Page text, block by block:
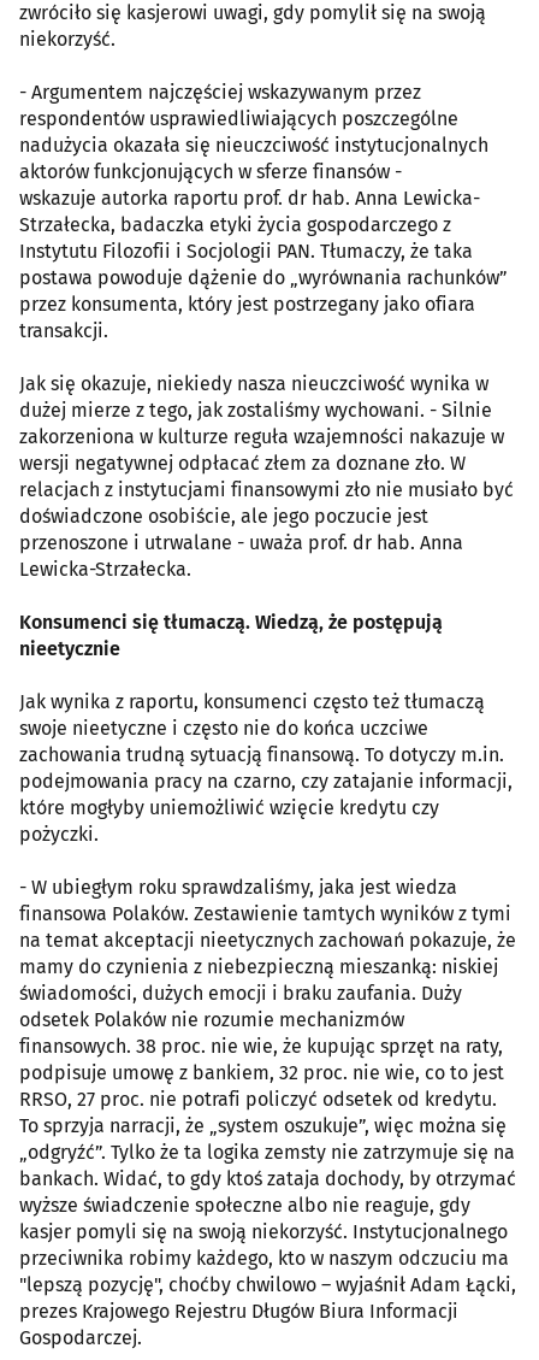
zwróciło się kasjerowi uwagi, gdy pomylił się na swoją
niekorzyść.
- Argumentem najczęściej wskazywanym przez
respondentów usprawiedliwiających poszczególne
nadużycia okazała się nieuczciwość instytucjonalnych
aktorów funkcjonujących w sferze finansów -
wskazuje autorka raportu prof. dr hab. Anna Lewicka-
Strzałecka, badaczka etyki życia gospodarczego z
Instytutu Filozofii i Socjologii PAN. Tłumaczy, że taka
postawa powoduje dążenie do „wyrównania rachunków”
przez konsumenta, który jest postrzegany jako ofiara
transakcji.
Jak się okazuje, niekiedy nasza nieuczciwość wynika w
dużej mierze z tego, jak zostaliśmy wychowani. - Silnie
zakorzeniona w kulturze reguła wzajemności nakazuje w
wersji negatywnej odpłacać złem za doznane zło. W
relacjach z instytucjami finansowymi zło nie musiało być
doświadczone osobiście, ale jego poczucie jest
przenoszone i utrwalane - uważa prof. dr hab. Anna
Lewicka-Strzałecka.
Konsumenci się tłumaczą. Wiedzą, że postępują
nieetycznie
Jak wynika z raportu, konsumenci często też tłumaczą
swoje nieetyczne i często nie do końca uczciwe
zachowania trudną sytuacją finansową. To dotyczy m.in.
podejmowania pracy na czarno, czy zatajanie informacji,
które mogłyby uniemożliwić wzięcie kredytu czy
pożyczki.
- W ubiegłym roku sprawdzaliśmy, jaka jest wiedza
finansowa Polaków. Zestawienie tamtych wyników z tymi
na temat akceptacji nieetycznych zachowań pokazuje, że
mamy do czynienia z niebezpieczną mieszanką: niskiej
świadomości, dużych emocji i braku zaufania. Duży
odsetek Polaków nie rozumie mechanizmów
finansowych. 38 proc. nie wie, że kupując sprzęt na raty,
podpisuje umowę z bankiem, 32 proc. nie wie, co to jest
RRSO, 27 proc. nie potrafi policzyć odsetek od kredytu.
To sprzyja narracji, że „system oszukuje”, więc można się
„odgryźć”. Tylko że ta logika zemsty nie zatrzymuje się na
bankach. Widać, to gdy ktoś zataja dochody, by otrzymać
wyższe świadczenie społeczne albo nie reaguje, gdy
kasjer pomyli się na swoją niekorzyść. Instytucjonalnego
przeciwnika robimy każdego, kto w naszym odczuciu ma
"lepszą pozycję", choćby chwilowo – wyjaśnił Adam Łącki,
prezes Krajowego Rejestru Długów Biura Informacji
Gospodarczej.